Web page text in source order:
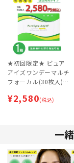
★初回限定★ ピュア
アイズワンデーマルチ
フォーカル(30枚入)
近両用コンタクトレン
¥2,580(税込)
一